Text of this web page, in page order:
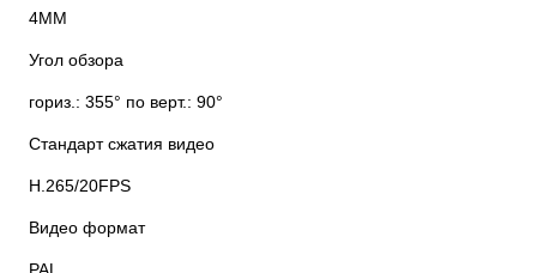
4MM
Угол обзора
гориз.: 355° по верт.: 90°
Стандарт сжатия видео
H.265/20FPS
Видео формат